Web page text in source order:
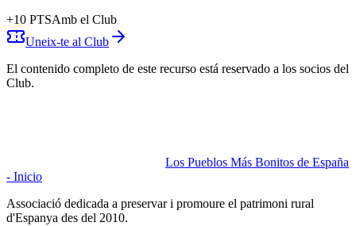
+10 PTSAmb el Club
Uneix-te al Club
El contenido completo de este recurso está reservado a los socios del
Club.
Los Pueblos Más Bonitos de España
- Inicio
Associació dedicada a preservar i promoure el patrimoni rural
d'Espanya des del 2010.